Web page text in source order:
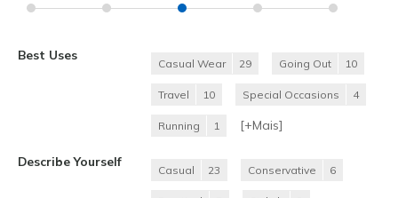
Best Uses
Casual Wear 29 Going Out 10
Travel 10 Special Occasions 4
Running 1 [+Mais]
Describe Yourself
Casual 23 Conservative 6